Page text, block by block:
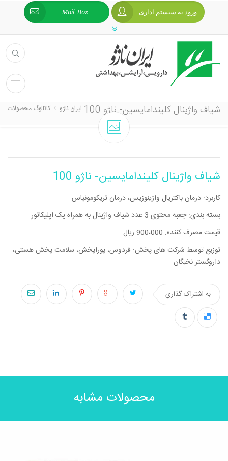
Mail Box ورود به سیستم اداری
شیاف واژینال کلیندامایسین- ناژو 100 ایران ناژو کاتالوگ محصولات
شیاف واژینال کلیندامایسین- ناژو 100
کاربرد: درمان باکتریال واژینوزیس، درمان تریکومونیاس
بسته بندی: جعبه محتوی 3 عدد شیاف واژینال به همراه یک اپلیکاتور
قیمت مصرف کننده: 900،000 ریال
توزیع توسط شرکت های پخش: فردوس، پوراپخش، سلامت پخش هستی،
داروگستر نخبگان
به اشتراک گذاری
محصولات مشابه